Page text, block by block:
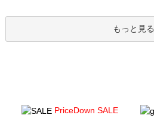
もっと見る
PriceDown SALE